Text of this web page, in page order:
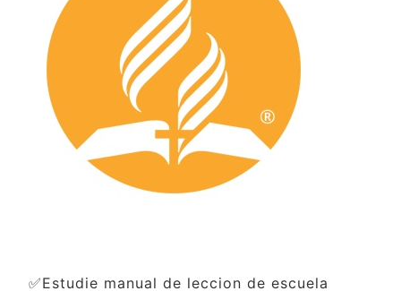
✅Estudie manual de leccion de escuela